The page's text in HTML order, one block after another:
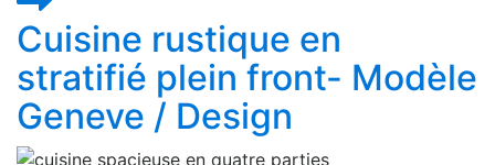
Cuisine rustique en
stratifié plein front- Modèle
Geneve / Design